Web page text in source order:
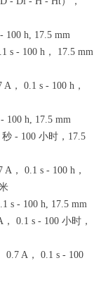
100 h, 17.5 mm
s - 100 h， 17.5 mm
， 0.1 s - 100 h，
100 h, 17.5 mm
- 100 小时，17.5
， 0.1 s - 100 h，
s - 100 h, 17.5 mm
0.1 s - 100 小时，
0.7 A， 0.1 s - 100